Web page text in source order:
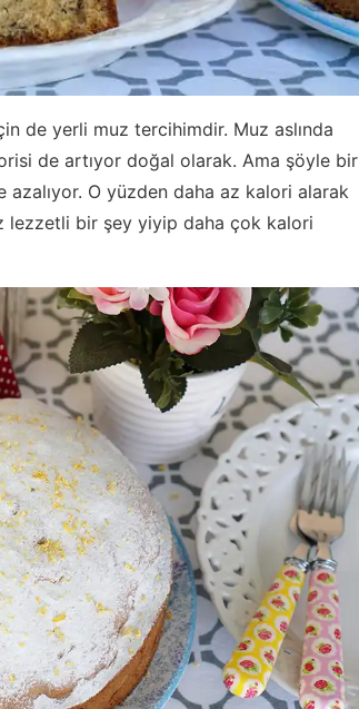
de yerli muz tercihimdir. Muz aslında
de artıyor doğal olarak. Ama şöyle bir
O yüzden daha az kalori alarak
lezzetli bir şey yiyip daha çok kalori